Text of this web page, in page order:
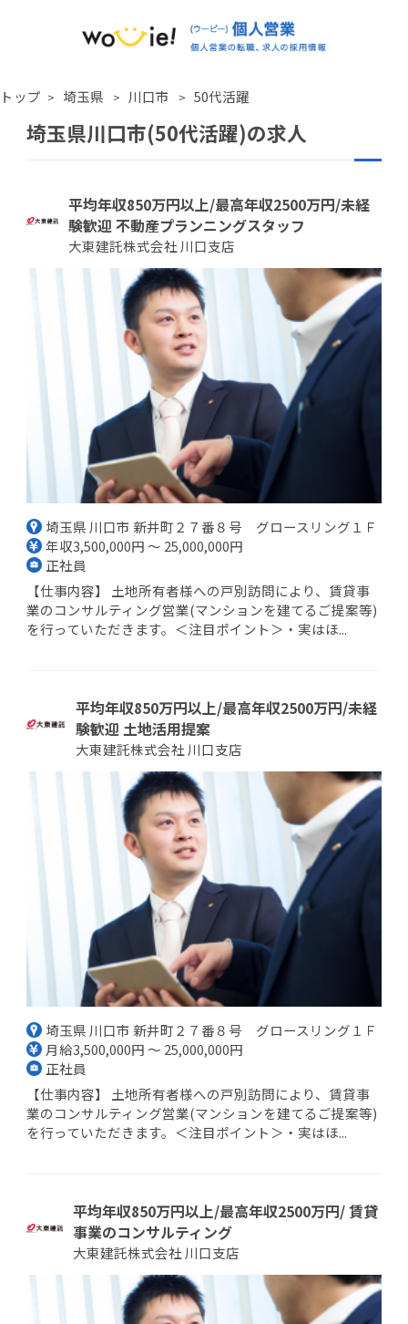
トップ 埼玉県 川口市 50代活躍
埼玉県川口市(50代活躍)の求人
平均年収850万円以上/最高年収2500万円/未経
験歓迎 不動産プランニングスタッフ
大東建託株式会社 川口支店
埼玉県 川口市 新井町２７番８号 グロースリング１Ｆ
年収3,500,000円 ～ 25,000,000円
正社員
【仕事内容】 土地所有者様への戸別訪問により、賃貸事
業のコンサルティング営業(マンションを建てるご提案等)
を行っていただきます。＜注目ポイント＞・実はほ...
平均年収850万円以上/最高年収2500万円/未経
験歓迎 土地活用提案
大東建託株式会社 川口支店
埼玉県 川口市 新井町２７番８号 グロースリング１Ｆ
月給3,500,000円 ～ 25,000,000円
正社員
【仕事内容】 土地所有者様への戸別訪問により、賃貸事
業のコンサルティング営業(マンションを建てるご提案等)
を行っていただきます。＜注目ポイント＞・実はほ...
平均年収850万円以上/最高年収2500万円/ 賃貸
事業のコンサルティング
大東建託株式会社 川口支店